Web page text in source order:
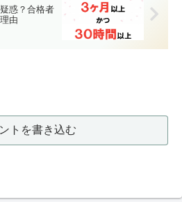
惑？合格者
由
トを書き込む